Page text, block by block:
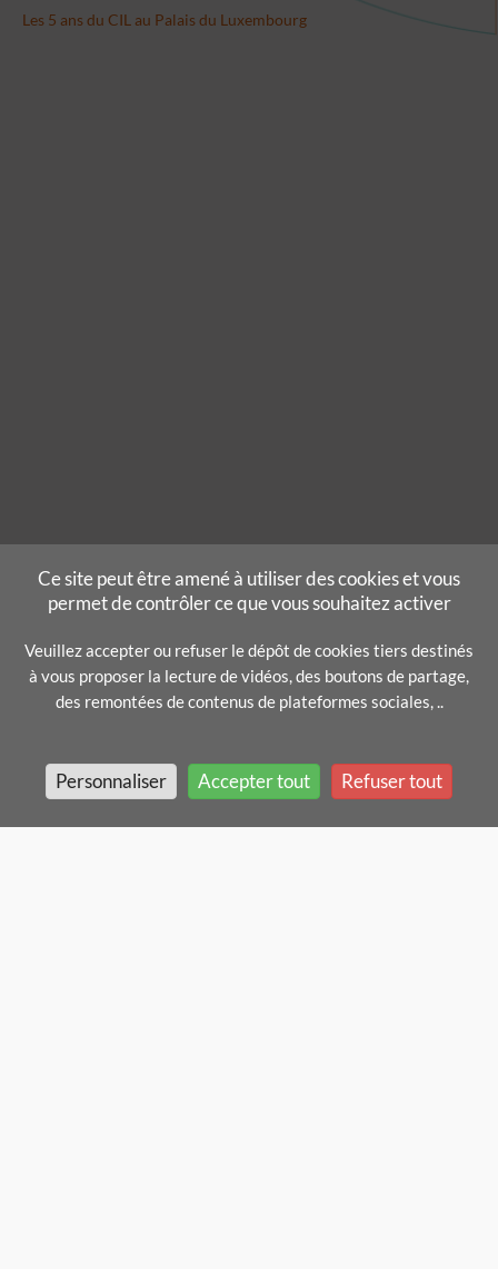
Les 5 ans du CIL au Palais du Luxembourg
Ce site peut être amené à utiliser des cookies et vous
permet de contrôler ce que vous souhaitez activer
Veuillez accepter ou refuser le dépôt de cookies tiers destinés
à vous proposer la lecture de vidéos, des boutons de partage,
des remontées de contenus de plateformes sociales, ..
Personnaliser Accepter tout Refuser tout